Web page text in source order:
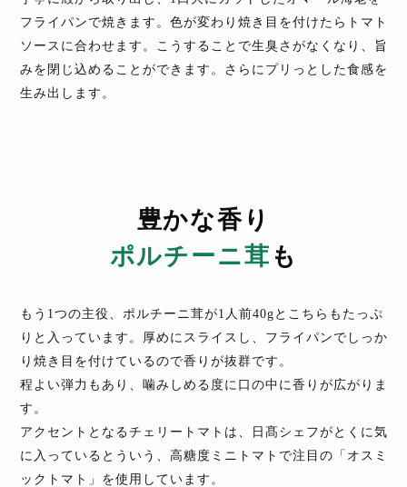
フライパンで焼きます。色が変わり焼き目を付けたらトマト
ソースに合わせます。こうすることで生臭さがなくなり、旨
みを閉じ込めることができます。さらにプリっとした食感を
生み出します。
豊かな香り
ポルチーニ茸 も
もう1つの主役、ポルチーニ茸が1人前40gとこちらもたっぷ
りと入っています。厚めにスライスし、フライパンでしっか
り焼き目を付けているので香りが抜群です。
程よい弾力もあり、噛みしめる度に口の中に香りが広がりま
す。
アクセントとなるチェリートマトは、日髙シェフがとくに気
に入っているとういう、高糖度ミニトマトで注目の「オスミ
ックトマト」を使用しています。